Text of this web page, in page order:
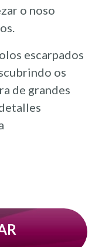
o noso
escarpados
os
de grandes